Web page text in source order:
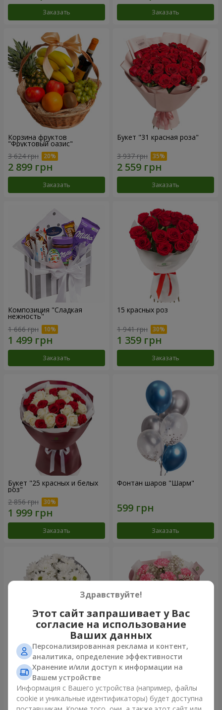
Заказать Заказать
Корзина фруктов
"Фруктовый оазис"
3 624 грн
Заказать
Букет "31 красная роза"
3 937 грн
Заказать
Композиция "Сладкая
нежность"
1 666 грн
Заказать
15 красных роз
1 941 грн
Заказать
Букет "25 красных и белых
роз"
2 856 грн
Заказать
Фонтан шаров "Шарм"
Заказать
Букет "Киото" из 5 белых
хризантем
999 грн
Заказать
Букет "Королева
Карибского моря"
Заказать
Здравствуйте!
Этот сайт запрашивает у Вас
согласие на использование
Ваших данных
Персонализированная реклама и контент,
аналитика, определение эффективности
Хранение и/или доступ к информации на
Вашем устройстве
Информация с Вашего устройства (например, файлы
cookie и уникальные идентификаторы) будет доступна